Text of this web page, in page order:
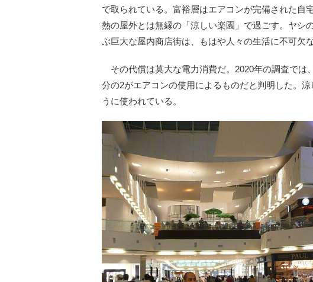
で取られている。富裕層はエアコンが完備された自
熱の屋外とは無縁の「涼しい楽園」で過ごす。ヤシ
ぶ巨大な屋内商店街は、もはや人々の生活に不可欠
その代償は莫大な電力消費だ。2020年の調査では
分の2がエアコンの使用によるものだと判明した。
うに使われている。